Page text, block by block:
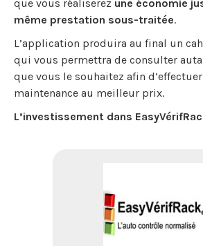
que vous réaliserez une économie
même prestation sous-traitée.
L’application produira au final un
qui vous permettra de consulter
que vous le souhaitez afin
maintenance au meilleur prix.
L’investissement dans